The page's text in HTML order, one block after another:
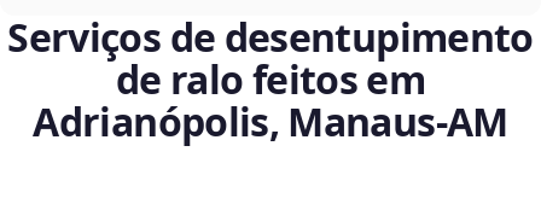
Serviços de desentupimento
de ralo feitos em
Adrianópolis, Manaus‑AM